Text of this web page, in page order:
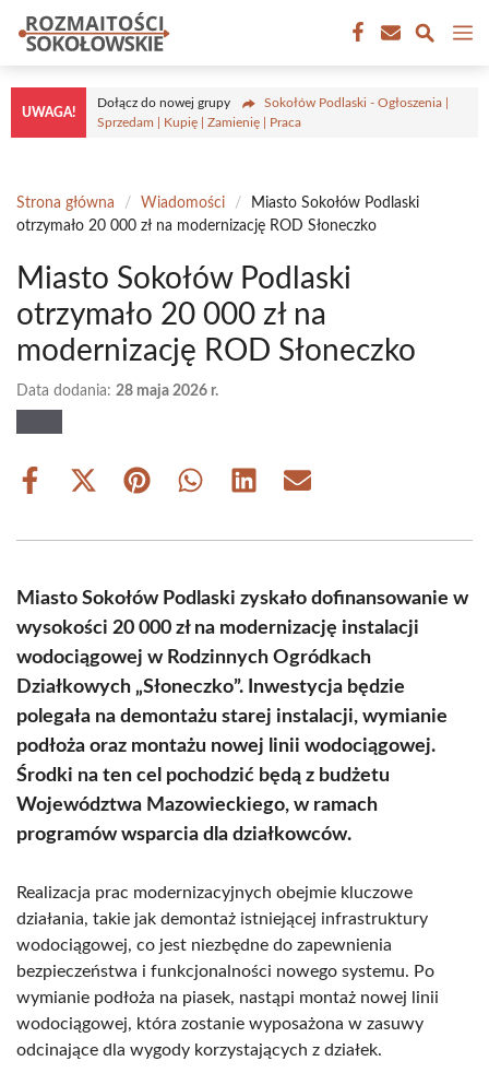
Przejdź
treści
UWAGA!
Dołącz do nowej grupy
Sokołów Podlaski - Ogłoszenia |
Sprzedam | Kupię | Zamienię | Praca
Strona główna / Wiadomości /
Miasto Sokołów Podlaski
otrzymało 20 000 zł na modernizację ROD Słoneczko
Miasto Sokołów Podlaski
otrzymało 20 000 zł na
modernizację ROD Słoneczko
Data dodania: 28 maja 2026 r.
Share
Share
(Twitter)
Share Share Share Share
Miasto Sokołów Podlaski zyskało dofinansowanie w
wysokości 20 000 zł na modernizację instalacji
wodociągowej w Rodzinnych Ogródkach
Działkowych „Słoneczko”. Inwestycja będzie
polegała na demontażu starej instalacji, wymianie
podłoża oraz montażu nowej linii wodociągowej.
Środki na ten cel pochodzić będą z budżetu
Województwa Mazowieckiego, w ramach
programów wsparcia dla działkowców.
Realizacja prac modernizacyjnych obejmie kluczowe
działania, takie jak demontaż istniejącej infrastruktury
wodociągowej, co jest niezbędne do zapewnienia
bezpieczeństwa i funkcjonalności nowego systemu. Po
wymianie podłoża na piasek, nastąpi montaż nowej linii
wodociągowej, która zostanie wyposażona w zasuwy
odcinające dla wygody korzystających z działek.